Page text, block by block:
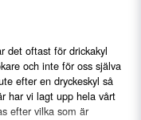
det oftast för drickakyl
och inte för oss själva
efter en dryckeskyl så
har vi lagt upp hela vårt
efter vilka som är